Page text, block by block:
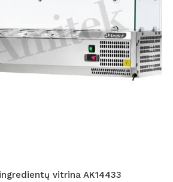
vitrina AK14433